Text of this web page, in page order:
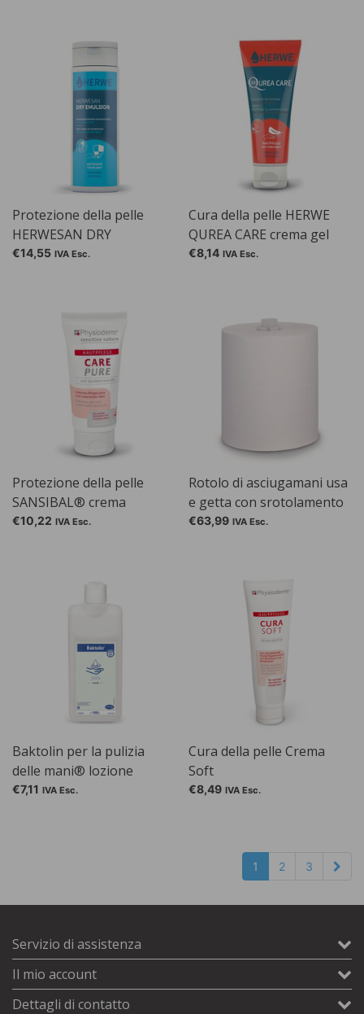
Protezione della pelle
HERWESAN DRY
EMULSION
€14,55 IVA Esc.
Cura della pelle HERWE
QUREA CARE crema gel
€8,14 IVA Esc.
Protezione della pelle
SANSIBAL® crema
€10,22 IVA Esc.
Rotolo di asciugamani usa
e getta con srotolamento
dall'esterno
€63,99 IVA Esc.
Baktolin per la pulizia
delle mani® lozione
detergente pura,
€7,11 IVA Esc.
Cura della pelle Crema
Soft
€8,49 IVA Esc.
1 2 3
Servizio di assistenza
Il mio account
Dettagli di contatto